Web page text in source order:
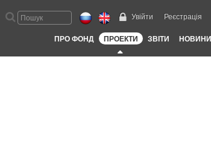
Увійти Реєстрація
ПРО ФОНД ПРОЕКТИ ЗВІТИ НОВИНИ